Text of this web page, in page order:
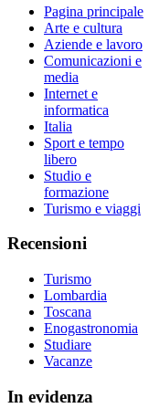
Pagina principale
Arte e cultura
Aziende e lavoro
Comunicazioni e
media
Internet e
informatica
Italia
Sport e tempo
libero
Studio e
formazione
Turismo e viaggi
Recensioni
Turismo
Lombardia
Toscana
Enogastronomia
Studiare
Vacanze
In evidenza